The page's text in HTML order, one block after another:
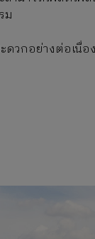
ม
ดวกอย่างต่อเนื่